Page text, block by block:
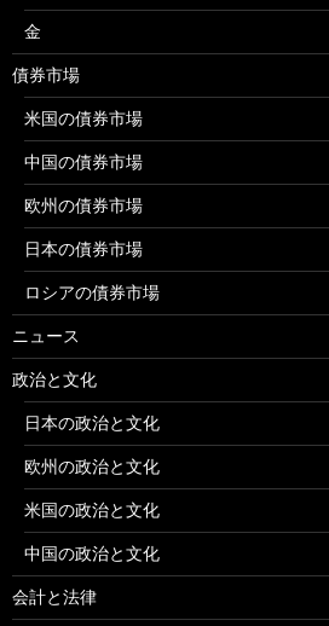
金
債券市場
米国の債券市場
中国の債券市場
欧州の債券市場
日本の債券市場
ロシアの債券市場
ニュース
政治と文化
日本の政治と文化
欧州の政治と文化
米国の政治と文化
中国の政治と文化
会計と法律